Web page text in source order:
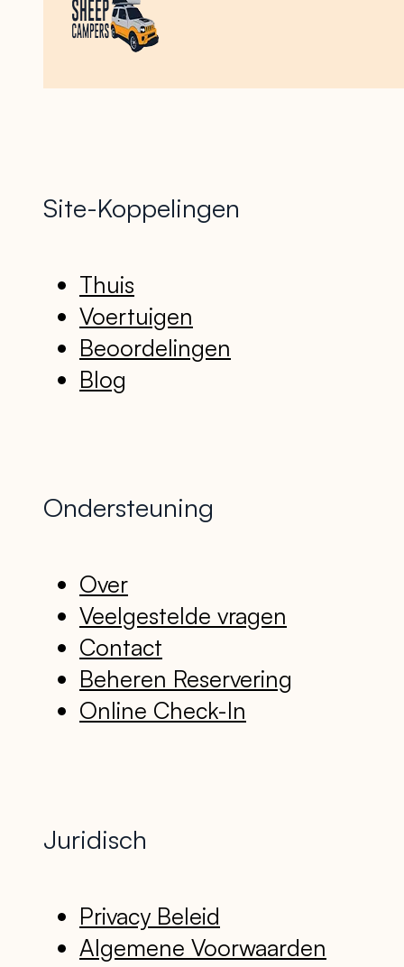
Site-Koppelingen
Thuis
Voertuigen
Beoordelingen
Blog
Ondersteuning
Over
Veelgestelde vragen
Contact
Beheren Reservering
Online Check-In
Juridisch
Privacy Beleid
Algemene Voorwaarden